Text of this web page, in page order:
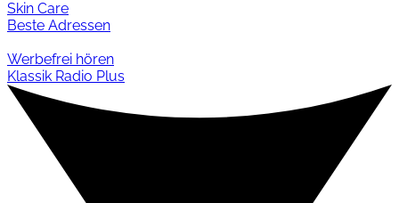
Skin Care
Beste Adressen
Werbefrei hören
Klassik Radio Plus